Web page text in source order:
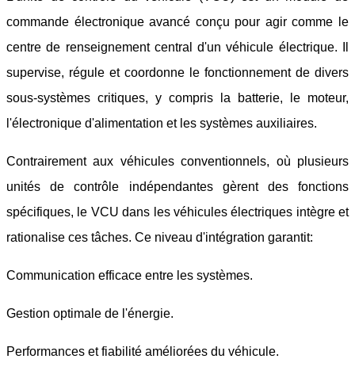
commande électronique avancé conçu pour agir comme le
centre de renseignement central d'un véhicule électrique. Il
supervise, régule et coordonne le fonctionnement de divers
sous-systèmes critiques, y compris la batterie, le moteur,
l'électronique d'alimentation et les systèmes auxiliaires.
Contrairement aux véhicules conventionnels, où plusieurs
unités de contrôle indépendantes gèrent des fonctions
spécifiques, le VCU dans les véhicules électriques intègre et
rationalise ces tâches. Ce niveau d'intégration garantit:
Communication efficace entre les systèmes.
Gestion optimale de l'énergie.
Performances et fiabilité améliorées du véhicule.